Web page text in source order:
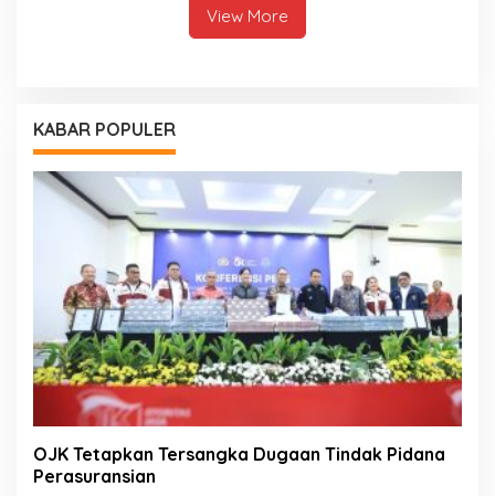
View More
KABAR POPULER
OJK Tetapkan Tersangka Dugaan Tindak Pidana
Perasuransian